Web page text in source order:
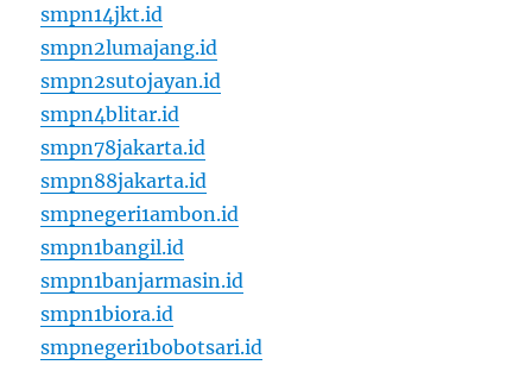
smpn14jkt.id
smpn2lumajang.id
smpn2sutojayan.id
smpn4blitar.id
smpn78jakarta.id
smpn88jakarta.id
smpnegeri1ambon.id
smpn1bangil.id
smpn1banjarmasin.id
smpn1biora.id
smpnegeri1bobotsari.id